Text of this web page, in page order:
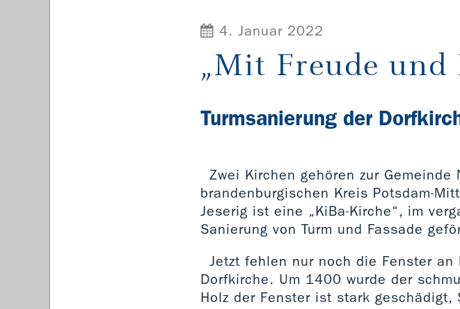
4. Januar 2022
„Mit Freude und
Turmsanierung der
Zwei Kirchen gehören zur Gemeinde
brandenburgischen Kreis Potsdam-
Jeserig ist eine „KiBa-Kirche“, im
Sanierung von Turm und Fassade
Jetzt fehlen nur noch die Fenster
Dorfkirche. Um 1400 wurde der
Holz der Fenster ist stark